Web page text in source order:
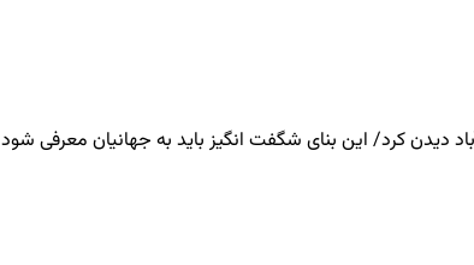
دیدن کرد/ این بنای شگفت انگیز باید به جهانیان معرفی شود